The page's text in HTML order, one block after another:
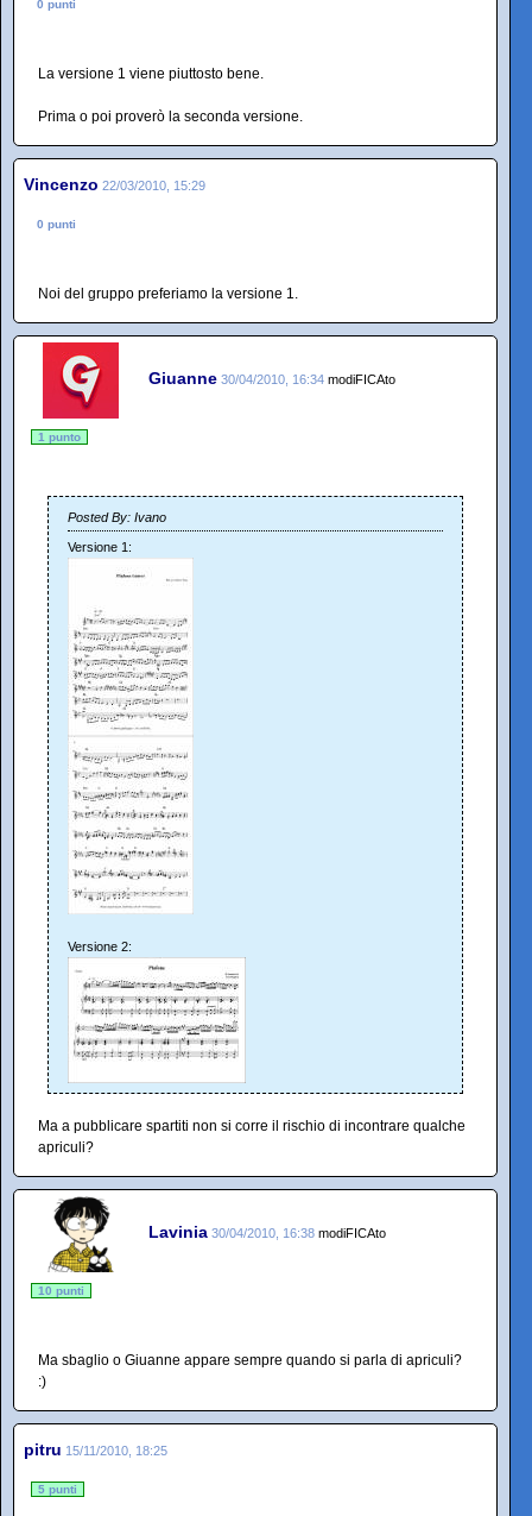
0 punti
La versione 1 viene piuttosto bene.
Prima o poi proverò la seconda versione.
Vincenzo 22/03/2010, 15:29
0 punti
Noi del gruppo preferiamo la versione 1.
Giuanne 30/04/2010, 16:34 modiFICAto
1 punto
Posted By: Ivano
Versione 1:
Versione 2:
Ma a pubblicare spartiti non si corre il rischio di incontrare qualche
apriculi?
Lavinia 30/04/2010, 16:38 modiFICAto
10 punti
Ma sbaglio o Giuanne appare sempre quando si parla di apriculi?
:)
pitru 15/11/2010, 18:25
5 punti